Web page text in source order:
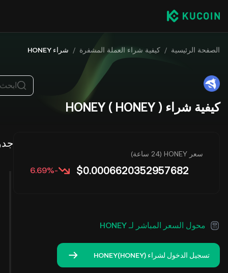
الصفحة الرئيسية / كيفية شراء العملة المشفرة / شراء HONEY
كيفية شراء HONEY ( HONEY )
سعر HONEY (24 ساعة)
$0.0006620352957682
-6.69%
محول السعر المباشر لـ HONEY
تسجيل الدخول لشراء HONEY(HONEY)